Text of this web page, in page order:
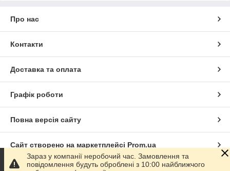
Про нас
Контакти
Доставка та оплата
Графік роботи
Повна версія сайту
Сайт створено на маркетплейсі Prom.ua
Зараз у компанії неробочий час. Замовлення та
повідомлення будуть оброблені з 10:00 найближчого